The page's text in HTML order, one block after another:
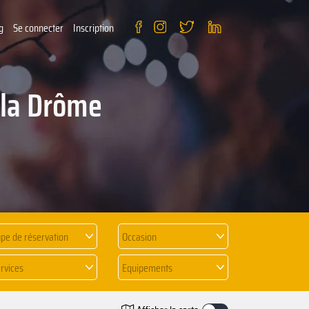
Se connecter Inscription
Drôme
de réservation
Occasion
Equipements